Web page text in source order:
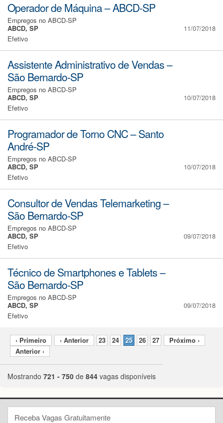
Operador de Máquina – ABCD-SP
Empregos no ABCD-SP
ABCD, SP
Efetivo
11/07/2018
Assistente Administrativo de Vendas –
São Bernardo-SP
Empregos no ABCD-SP
ABCD, SP
Efetivo
10/07/2018
Programador de Torno CNC – Santo
André-SP
Empregos no ABCD-SP
ABCD, SP
Efetivo
10/07/2018
Consultor de Vendas Telemarketing –
São Bernardo-SP
Empregos no ABCD-SP
ABCD, SP
Efetivo
09/07/2018
Técnico de Smartphones e Tablets –
São Bernardo-SP
Empregos no ABCD-SP
ABCD, SP
Efetivo
09/07/2018
‹ Primeiro ‹ Anterior 23 24 25 26 27
Próximo ›
Anterior ›
Mostrando 721 - 750 de 844 vagas disponíveis
Receba Vagas Gratuitamente